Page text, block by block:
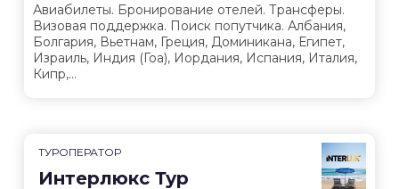
Авиабилеты. Бронирование отелей. Трансферы.
Визовая поддержка. Поиск попутчика. Албания,
Болгария, Вьетнам, Греция, Доминикана, Египет,
Израиль, Индия (Гоа), Иордания, Испания, Италия,
Кипр,...
ТУРОПЕРАТОР
Интерлюкс Тур